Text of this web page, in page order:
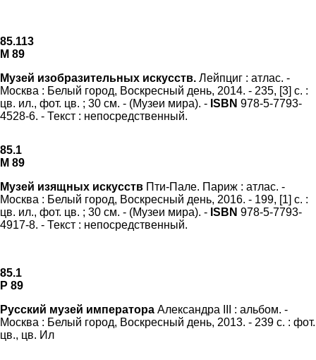
85.113
М 89
Музей изобразительных искусств. Лейпциг : атлас. -
Москва : Белый город, Воскресный день, 2014. - 235, [3] с. :
цв. ил., фот. цв. ; 30 см. - (Музеи мира). - ISBN 978-5-7793-
4528-6. - Текст : непосредственный.
85.1
М 89
Музей изящных искусств Пти-Пале. Париж : атлас. -
Москва : Белый город, Воскресный день, 2016. - 199, [1] с. :
цв. ил., фот. цв. ; 30 см. - (Музеи мира). - ISBN 978-5-7793-
4917-8. - Текст : непосредственный.
85.1
Р 89
Русский музей императора Александра III : альбом. -
Москва : Белый город, Воскресный день, 2013. - 239 с. : фот.
цв., цв. Ил